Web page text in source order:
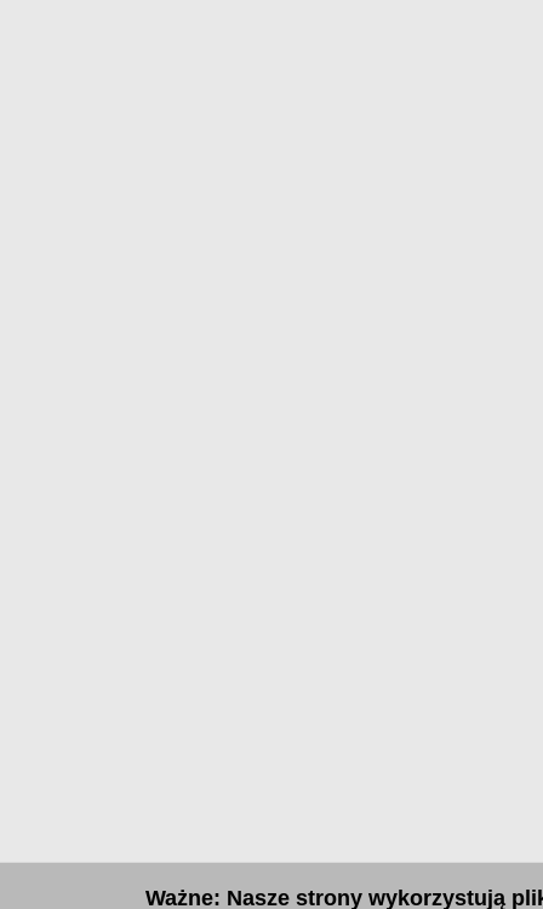
Ważne: Nasze strony wykorzystują